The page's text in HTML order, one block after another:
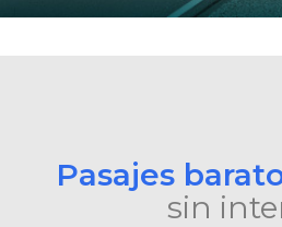
Pasajes
sin